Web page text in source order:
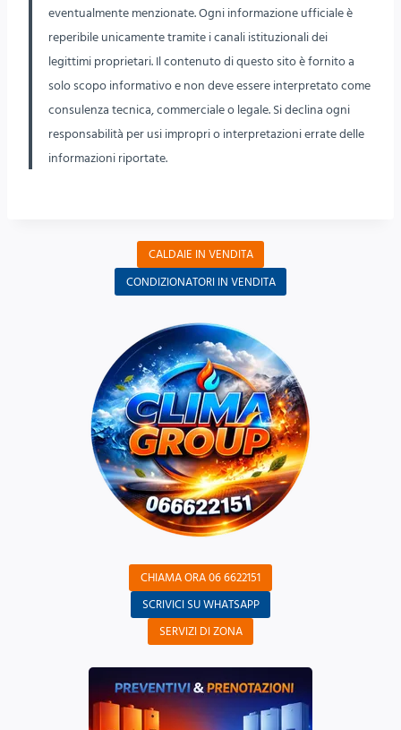
eventualmente menzionate. Ogni informazione ufficiale è
reperibile unicamente tramite i canali istituzionali dei
legittimi proprietari. Il contenuto di questo sito è fornito a
solo scopo informativo e non deve essere interpretato come
consulenza tecnica, commerciale o legale. Si declina ogni
responsabilità per usi impropri o interpretazioni errate delle
informazioni riportate.
CALDAIE IN VENDITA
CONDIZIONATORI IN VENDITA
CHIAMA ORA 06 6622151
SCRIVICI SU WHATSAPP
SERVIZI DI ZONA